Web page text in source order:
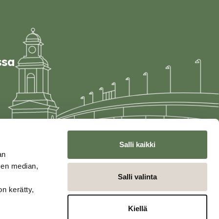
median,
kerätty,
Salli kaikki
Salli valinta
Kiellä